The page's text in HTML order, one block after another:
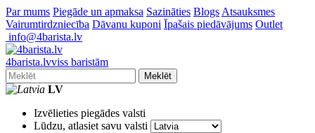
Par mums Piegāde un apmaksa Sazināties Blogs Atsauksmes
Vairumtirdzniecība Dāvanu kuponi Īpašais piedāvājums Outlet
info@4barista.lv
4barista.lvviss baristām
Meklēt
LV
Izvēlieties piegādes valsti
Lūdzu, atlasiet savu valsti